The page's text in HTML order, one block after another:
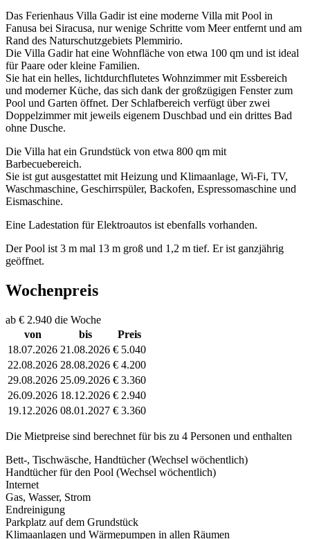
Das Ferienhaus Villa Gadir ist eine moderne Villa mit Pool in
Fanusa bei Siracusa, nur wenige Schritte vom Meer entfernt und am
Rand des Naturschutzgebiets Plemmirio.
Die Villa Gadir hat eine Wohnfläche von etwa 100 qm und ist ideal
für Paare oder kleine Familien.
Sie hat ein helles, lichtdurchflutetes Wohnzimmer mit Essbereich
und moderner Küche, das sich dank der großzügigen Fenster zum
Pool und Garten öffnet. Der Schlafbereich verfügt über zwei
Doppelzimmer mit jeweils eigenem Duschbad und ein drittes Bad
ohne Dusche.
Die Villa hat ein Grundstück von etwa 800 qm mit
Barbecuebereich.
Sie ist gut ausgestattet mit Heizung und Klimaanlage, Wi-Fi, TV,
Waschmaschine, Geschirrspüler, Backofen, Espressomaschine und
Eismaschine.
Eine Ladestation für Elektroautos ist ebenfalls vorhanden.
Der Pool ist 3 m mal 13 m groß und 1,2 m tief. Er ist ganzjährig
geöffnet.
Wochenpreis
ab € 2.940 die Woche
von
bis
Preis
18.07.2026 21.08.2026 € 5.040
22.08.2026 28.08.2026 € 4.200
29.08.2026 25.09.2026 € 3.360
26.09.2026 18.12.2026 € 2.940
19.12.2026 08.01.2027 € 3.360
Die Mietpreise sind berechnet für bis zu 4 Personen und enthalten
Bett-, Tischwäsche, Handtücher (Wechsel wöchentlich)
Handtücher für den Pool (Wechsel wöchentlich)
Internet
Gas, Wasser, Strom
Endreinigung
Parkplatz auf dem Grundstück
Klimaanlagen und Wärmepumpen in allen Räumen